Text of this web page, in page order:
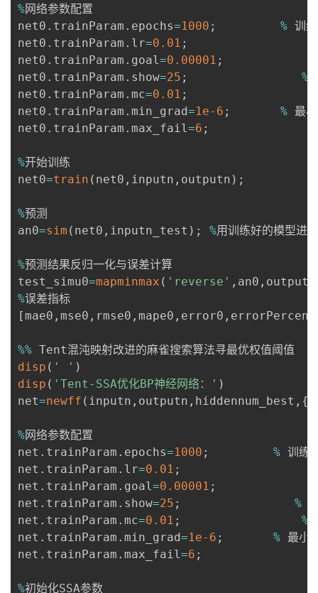
%网络参数配置
net0 . trainParam . epochs=1000 ; % 训
net0 . trainParam . lr=0.01 ;
net0 . trainParam . goal=0.00001 ;
net0 . trainParam . show=25 ; %
net0 . trainParam . mc=0.01 ;
net0 . trainParam . min_grad=1e-6 ; % 最
net0 . trainParam . max_fail=6 ;
%开始训练
net0=train ( net0 , inputn , outputn ) ;
%预测
an0=sim ( net0 , inputn_test ) ; %用训练好的模型进
%预测结果反归一化与误差计算
test_simu0=mapminmax ( 'reverse' , an0 ,
%
[ mae0 , mse0 , rmse0 , mape0 , error0 ,
%%
disp ( ' ' )
disp ( 'Tent-SSA优化BP神经网络：' )
net=newff ( inputn , outputn , hiddennum_best , {
%网络参数配置
net . trainParam . epochs=1000 ; % 训练
net . trainParam . lr=0.01 ;
net . trainParam . goal=0.00001 ;
net . trainParam . show=25 ; %
net . trainParam . mc=0.01 ; %
net . trainParam . min_grad=1e-6 ; % 最小
net . trainParam . max_fail=6 ;
%初始化SSA参数